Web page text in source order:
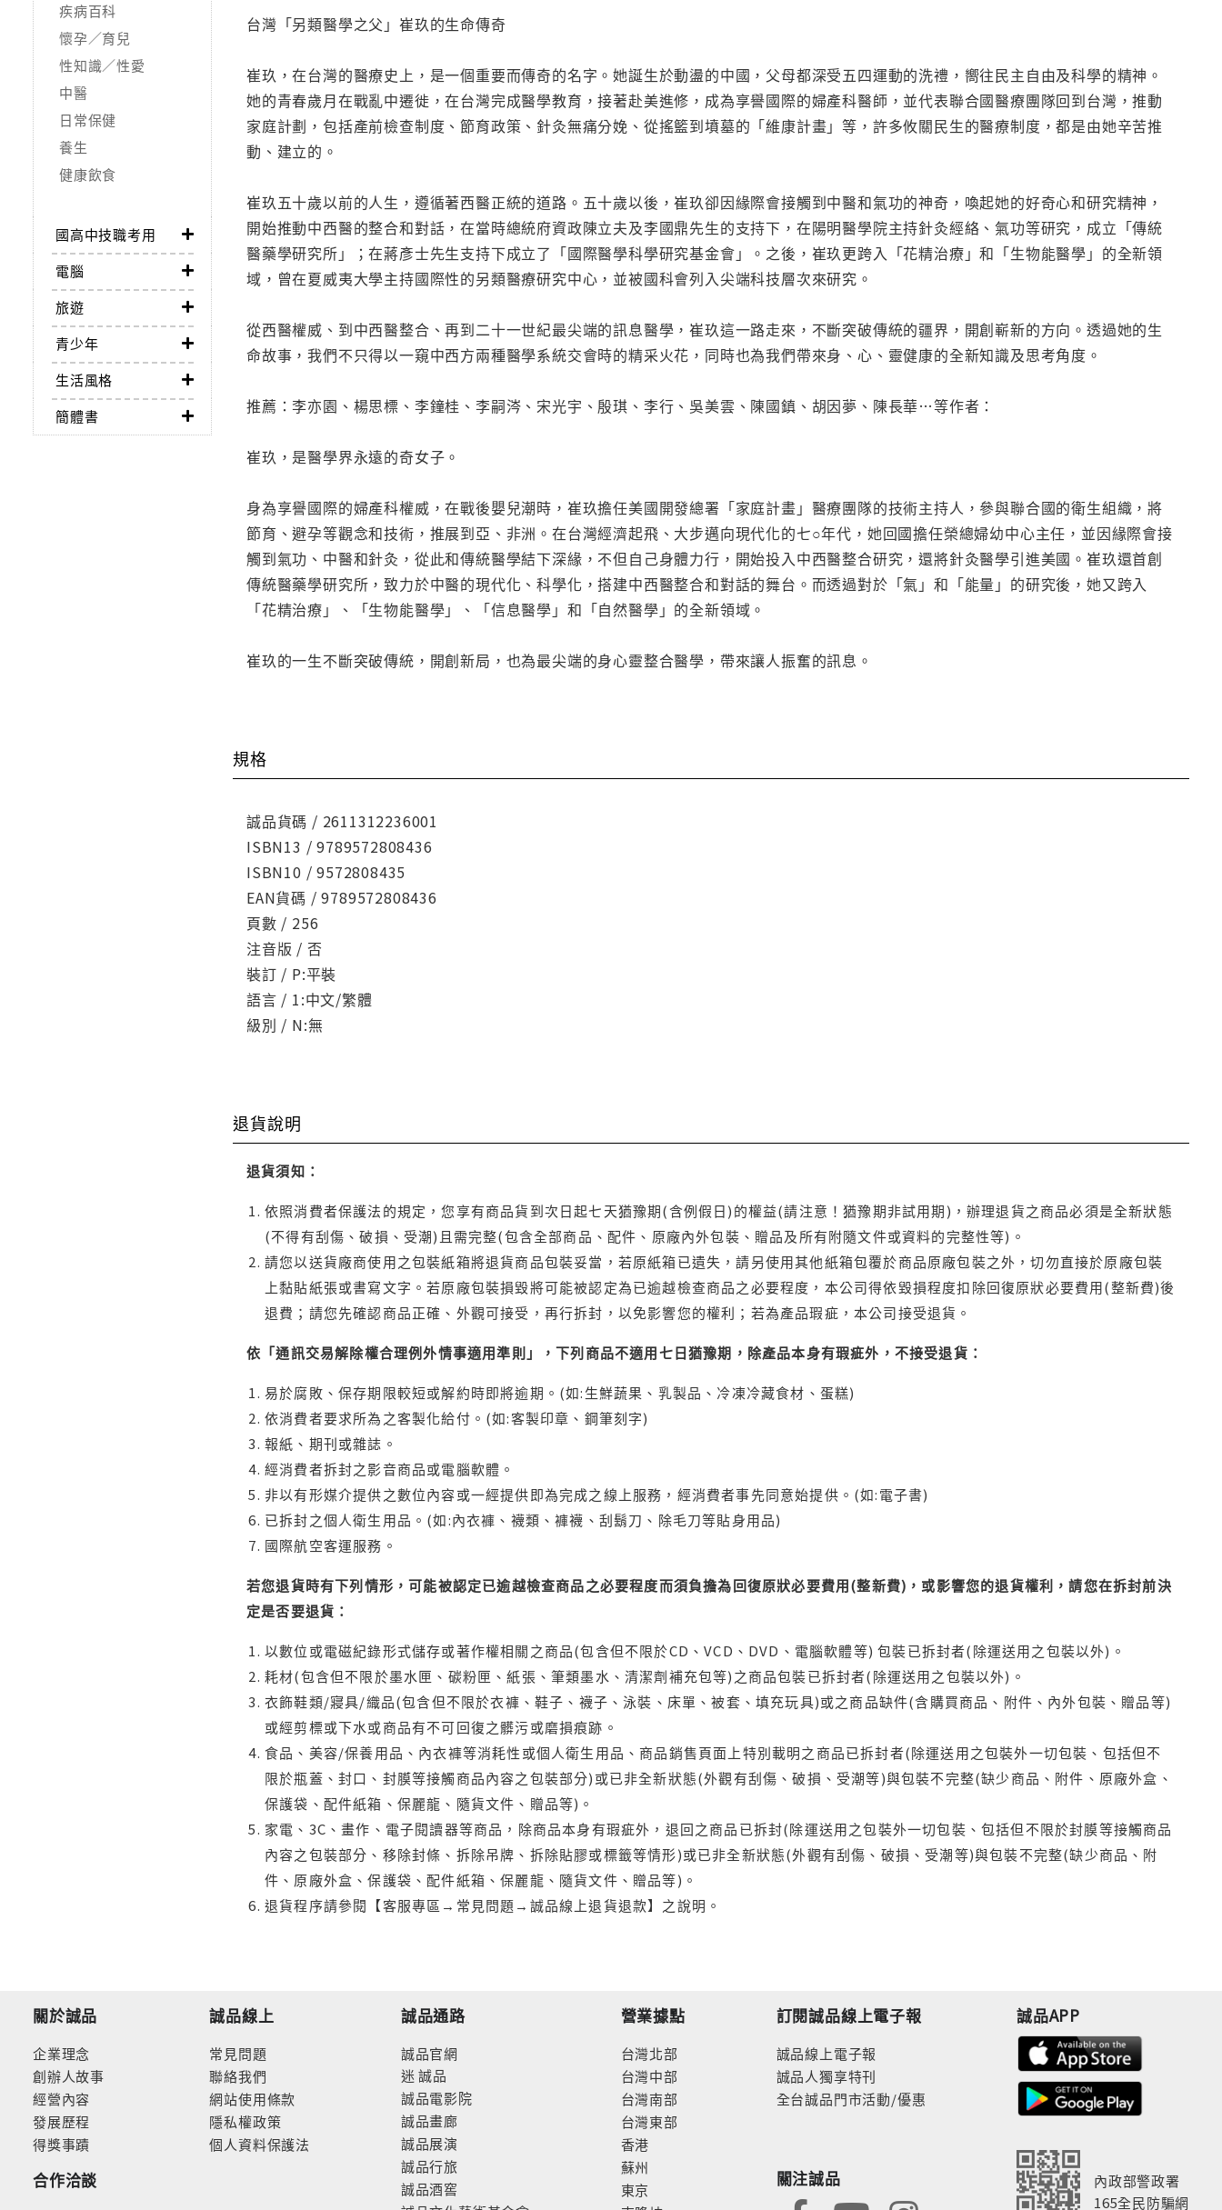
疾病百科
懷孕／育兒
性知識／性愛
中醫
日常保健
養生
健康飲食
國高中技職考用
電腦
旅遊
青少年
生活風格
簡體書
台灣「另類醫學之父」崔玖的生命傳奇
崔玖，在台灣的醫療史上，是一個重要而傳奇的名字。她誕生於動盪的中國，父母都深受五四運動的洗禮，嚮往民主自由及科學的精神。
她的青春歲月在戰亂中遷徙，在台灣完成醫學教育，接著赴美進修，成為享譽國際的婦產科醫師，並代表聯合國醫療團隊回到台灣，推動
家庭計劃，包括產前檢查制度、節育政策、針灸無痛分娩、從搖籃到墳墓的「維康計畫」等，許多攸關民生的醫療制度，都是由她辛苦推
動、建立的。
崔玖五十歲以前的人生，遵循著西醫正統的道路。五十歲以後，崔玖卻因緣際會接觸到中醫和氣功的神奇，喚起她的好奇心和研究精神，
開始推動中西醫的整合和對話，在當時總統府資政陳立夫及李國鼎先生的支持下，在陽明醫學院主持針灸經絡、氣功等研究，成立「傳統
醫藥學研究所」；在蔣彥士先生支持下成立了「國際醫學科學研究基金會」。之後，崔玖更跨入「花精治療」和「生物能醫學」的全新領
域，曾在夏威夷大學主持國際性的另類醫療研究中心，並被國科會列入尖端科技層次來研究。
從西醫權威、到中西醫整合、再到二十一世紀最尖端的訊息醫學，崔玖這一路走來，不斷突破傳統的疆界，開創嶄新的方向。透過她的生
命故事，我們不只得以一窺中西方兩種醫學系統交會時的精采火花，同時也為我們帶來身、心、靈健康的全新知識及思考角度。
推薦：李亦園、楊思標、李鐘桂、李嗣涔、宋光宇、殷琪、李行、吳美雲、陳國鎮、胡因夢、陳長華…等作者：
崔玖，是醫學界永遠的奇女子。
身為享譽國際的婦產科權威，在戰後嬰兒潮時，崔玖擔任美國開發總署「家庭計畫」醫療團隊的技術主持人，參與聯合國的衛生組織，將
節育、避孕等觀念和技術，推展到亞、非洲。在台灣經濟起飛、大步邁向現代化的七○年代，她回國擔任榮總婦幼中心主任，並因緣際會接
觸到氣功、中醫和針灸，從此和傳統醫學結下深緣，不但自己身體力行，開始投入中西醫整合研究，還將針灸醫學引進美國。崔玖還首創
傳統醫藥學研究所，致力於中醫的現代化、科學化，搭建中西醫整合和對話的舞台。而透過對於「氣」和「能量」的研究後，她又跨入
「花精治療」、「生物能醫學」、「信息醫學」和「自然醫學」的全新領域。
崔玖的一生不斷突破傳統，開創新局，也為最尖端的身心靈整合醫學，帶來讓人振奮的訊息。
規格
誠品貨碼 / 2611312236001
ISBN13 / 9789572808436
ISBN10 / 9572808435
EAN貨碼 / 9789572808436
頁數 / 256
注音版 / 否
裝訂 / P:平裝
語言 / 1:中文/繁體
級別 / N:無
退貨說明
退貨須知：
依照消費者保護法的規定，您享有商品貨到次日起七天猶豫期(含例假日)的權益(請注意！猶豫期非試用期)，辦理退貨之商品必須是全新狀態
(不得有刮傷、破損、受潮)且需完整(包含全部商品、配件、原廠內外包裝、贈品及所有附隨文件或資料的完整性等)。
請您以送貨廠商使用之包裝紙箱將退貨商品包裝妥當，若原紙箱已遺失，請另使用其他紙箱包覆於商品原廠包裝之外，切勿直接於原廠包裝
上黏貼紙張或書寫文字。若原廠包裝損毀將可能被認定為已逾越檢查商品之必要程度，本公司得依毀損程度扣除回復原狀必要費用(整新費)後
退費；請您先確認商品正確、外觀可接受，再行拆封，以免影響您的權利；若為產品瑕疵，本公司接受退貨。
依「通訊交易解除權合理例外情事適用準則」，下列商品不適用七日猶豫期，除產品本身有瑕疵外，不接受退貨：
易於腐敗、保存期限較短或解約時即將逾期。(如:生鮮蔬果、乳製品、冷凍冷藏食材、蛋糕)
依消費者要求所為之客製化給付。(如:客製印章、鋼筆刻字)
報紙、期刊或雜誌。
經消費者拆封之影音商品或電腦軟體。
非以有形媒介提供之數位內容或一經提供即為完成之線上服務，經消費者事先同意始提供。(如:電子書)
已拆封之個人衛生用品。(如:內衣褲、襪類、褲襪、刮鬍刀、除毛刀等貼身用品)
國際航空客運服務。
若您退貨時有下列情形，可能被認定已逾越檢查商品之必要程度而須負擔為回復原狀必要費用(整新費)，或影響您的退貨權利，請您在拆封前決
定是否要退貨：
以數位或電磁紀錄形式儲存或著作權相關之商品(包含但不限於CD、VCD、DVD、電腦軟體等) 包裝已拆封者(除運送用之包裝以外)。
耗材(包含但不限於墨水匣、碳粉匣、紙張、筆類墨水、清潔劑補充包等)之商品包裝已拆封者(除運送用之包裝以外)。
衣飾鞋類/寢具/織品(包含但不限於衣褲、鞋子、襪子、泳裝、床單、被套、填充玩具)或之商品缺件(含購買商品、附件、內外包裝、贈品等)
或經剪標或下水或商品有不可回復之髒污或磨損痕跡。
食品、美容/保養用品、內衣褲等消耗性或個人衛生用品、商品銷售頁面上特別載明之商品已拆封者(除運送用之包裝外一切包裝、包括但不
限於瓶蓋、封口、封膜等接觸商品內容之包裝部分)或已非全新狀態(外觀有刮傷、破損、受潮等)與包裝不完整(缺少商品、附件、原廠外盒、
保護袋、配件紙箱、保麗龍、隨貨文件、贈品等)。
家電、3C、畫作、電子閱讀器等商品，除商品本身有瑕疵外，退回之商品已拆封(除運送用之包裝外一切包裝、包括但不限於封膜等接觸商品
內容之包裝部分、移除封條、拆除吊牌、拆除貼膠或標籤等情形)或已非全新狀態(外觀有刮傷、破損、受潮等)與包裝不完整(缺少商品、附
件、原廠外盒、保護袋、配件紙箱、保麗龍、隨貨文件、贈品等)。
退貨程序請參閱【客服專區→常見問題→誠品線上退貨退款】之說明。
關於誠品
企業理念
創辦人故事
經營內容
發展歷程
得獎事蹟
合作洽談
誠品線上
常見問題
聯絡我們
網站使用條款
隱私權政策
個人資料保護法
誠品通路
誠品官網
迷 誠品
誠品電影院
誠品畫廊
誠品展演
誠品行旅
誠品酒窖
營業據點
台灣北部
台灣中部
台灣南部
台灣東部
香港
蘇州
東京
訂閱誠品線上電子報
誠品線上電子報
誠品人獨享特刊
全台誠品門市活動/優惠
關注誠品
誠品APP
內政部警政署
165全民防騙網